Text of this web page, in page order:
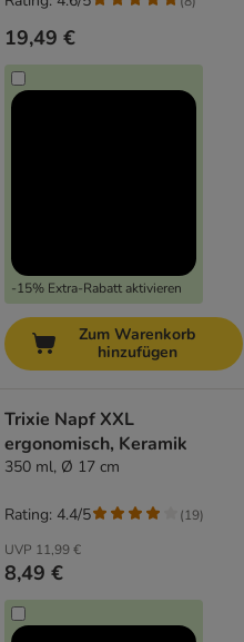
19,49 €
-15% Extra-Rabatt aktivieren
Zum Warenkorb
hinzufügen
Trixie Napf XXL
ergonomisch, Keramik
350 ml, Ø 17 cm
UVP 11,99 €
8,49 €
Rating: 4.4/5 (19)